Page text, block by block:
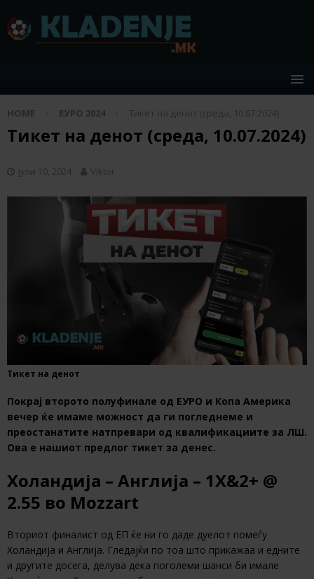
HOME ЕУРО 2024 Тикет на денот (среда, 10.07.2024)
Тикет на денот (среда, 10.07.2024)
јули 10, 2024 Viktor
Тикет на денот
Покрај второто полуфинале од ЕУРО и Копа Америка
вечер ќе имаме можност да ги погледнеме и
преостанатите натпревари од квалификациите за ЛШ.
Ова е нашиот предлог тикет за денес.
Холандија – Англија – 1Х&2+ @
2.55 во Mozzart
Вториот финалист од ЕП ќе ни го даде дуелот помеѓу
Холандија и Англија. Гледајќи по тоа што прикажаа и едните
и другите досега, делува дека поголеми шанси би имале